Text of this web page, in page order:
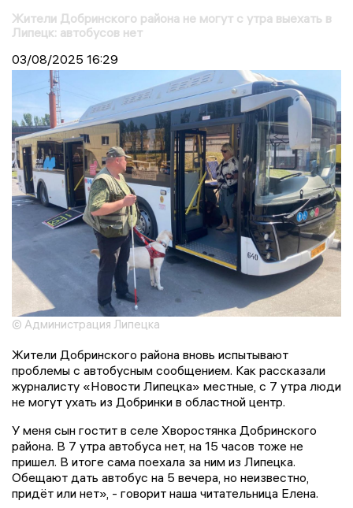
Жители Добринского района не могут с утра выехать в
Липецк: автобусов нет
03/08/2025 16:29
© Администрация Липецка
Жители Добринского района вновь испытывают
проблемы с автобусным сообщением. Как рассказали
журналисту «Новости Липецка» местные, с 7 утра люди
не могут ухать из Добринки в областной центр.
У меня сын гостит в селе Хворостянка Добринского
района. В 7 утра автобуса нет, на 15 часов тоже не
пришел. В итоге сама поехала за ним из Липецка.
Обещают дать автобус на 5 вечера, но неизвестно,
придёт или нет», - говорит наша читательница Елена.